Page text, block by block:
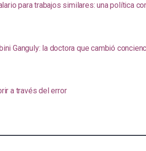
para trabajos similares: una política
Ganguly: la doctora que cambió
a través del error